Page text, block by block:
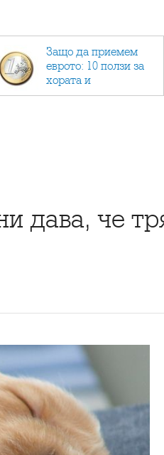
Защо да приемем
еврото: 10 ползи за
хората и
икономиката
дава, че